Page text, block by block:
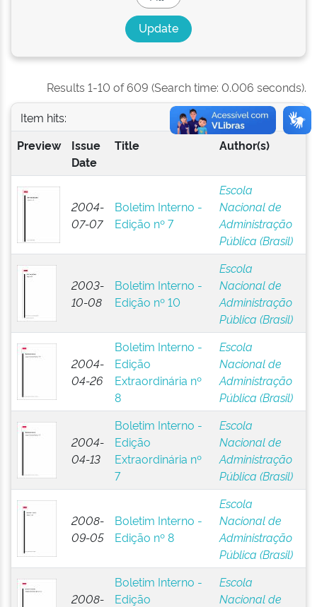
Results 1-10 of 609 (Search time: 0.006 seconds).
Item hits:
Preview
Issue
Date
Title Author(s)
2004-
07-07
Boletim Interno -
Edição nº 7
Escola
Nacional de
Administração
Pública (Brasil)
2003-
10-08
Boletim Interno -
Edição nº 10
Escola
Nacional de
Administração
Pública (Brasil)
2004-
04-26
Boletim Interno -
Edição
Extraordinária nº
8
Escola
Nacional de
Administração
Pública (Brasil)
2004-
04-13
Boletim Interno -
Edição
Extraordinária nº
7
Escola
Nacional de
Administração
Pública (Brasil)
2008-
09-05
Boletim Interno -
Edição nº 8
Escola
Nacional de
Administração
Pública (Brasil)
2008-
Boletim Interno -
Edição
Escola
Nacional de